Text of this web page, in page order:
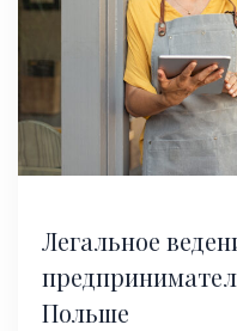
Легальное
Польше